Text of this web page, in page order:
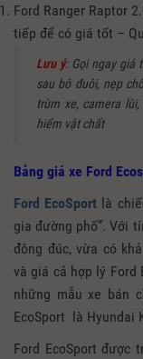
Ford Ranger Raptor
tiếp để có giá tốt –
Lưu ý: Gọi ngay giá
sau bô đuôi, nẹp
trùm xe, camera
hiểm vật chất
Bảng giá xe Ford
Ford EcoSport là
gia đường phố”. Với
đông đúc, vừa có
và giá cả hợp lý Ford
những mẫu xe bán
EcoSport là Hyundai
Ford EcoSport được